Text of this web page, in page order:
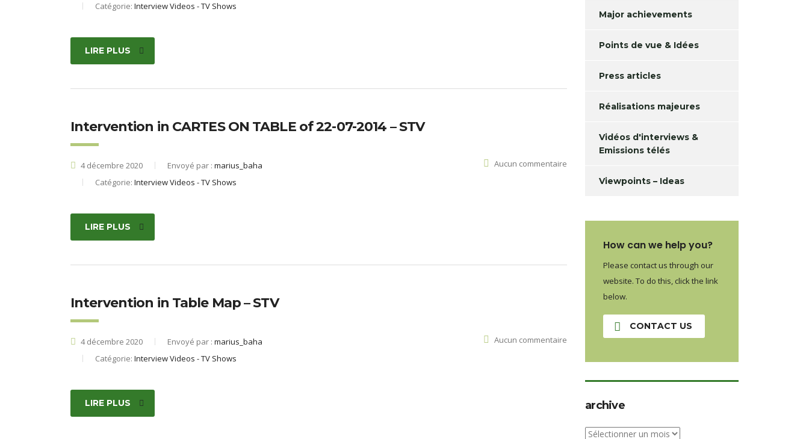
Catégorie: Interview Videos - TV Shows
LIRE PLUS
Intervention in CARTES ON TABLE of 22-07-2014 – STV
4 décembre 2020 Envoyé par : marius_baha
Catégorie: Interview Videos - TV Shows
Aucun commentaire
LIRE PLUS
Intervention in Table Map – STV
4 décembre 2020 Envoyé par : marius_baha
Catégorie: Interview Videos - TV Shows
Aucun commentaire
LIRE PLUS
Major achievements
Points de vue & Idées
Press articles
Réalisations majeures
Vidéos d'interviews &
Emissions télés
Viewpoints – Ideas
How can we help you?
Please contact us through our
website. To do this, click the link
below.
CONTACT US
archive
archive